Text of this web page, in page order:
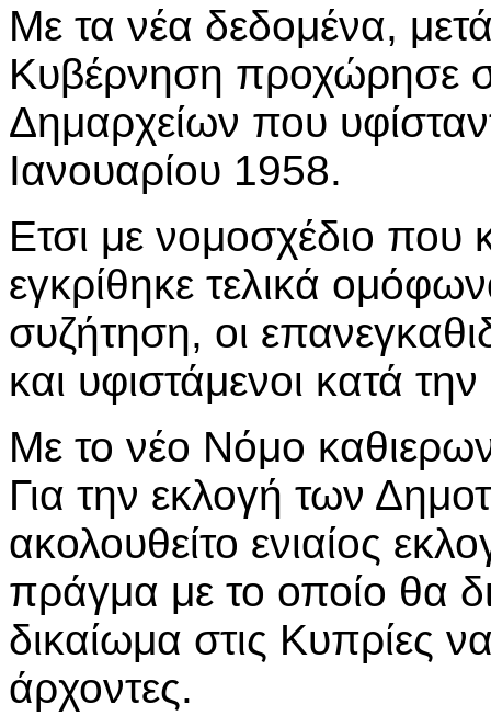
Με τα νέα δεδομένα,
Κυβέρνηση προχώρησε
Δημαρχείων που
Ιανουαρίου 1958.
Ετσι με νομοσχέδιο που
εγκρίθηκε τελικά
συζήτηση, οι
και υφιστάμενοι κατά
Με το νέο Νόμο
Για την εκλογή των
ακολουθείτο ενιαίος
πράγμα με το οποίο θα
δικαίωμα στις Κυπρίες
άρχοντες.